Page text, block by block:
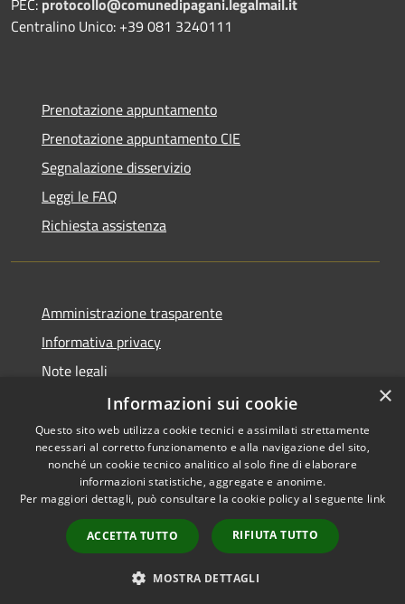
PEC: protocollo@comunedipagani.legalmail.it
Centralino Unico: +39 081 3240111
Prenotazione appuntamento
Prenotazione appuntamento CIE
Segnalazione disservizio
Leggi le FAQ
Richiesta assistenza
Amministrazione trasparente
Informativa privacy
Note legali
Dichiarazione di accessibilità
RSS
Accessibilità
Copyright © 2026 • Comune di
Municipium•
Accesso
redazione
×
Informazioni sui cookie
Questo sito web utilizza cookie tecnici e assimilati strettamente
necessari al corretto funzionamento e alla navigazione del sito,
nonché un cookie tecnico analitico al solo fine di elaborare
informazioni statistiche, aggregate e anonime.
Per maggiori dettagli, può consultare la cookie policy al seguente link
ACCETTA TUTTO RIFIUTA TUTTO
MOSTRA DETTAGLI